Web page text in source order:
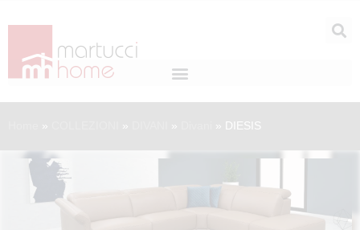
» » » » DIESIS